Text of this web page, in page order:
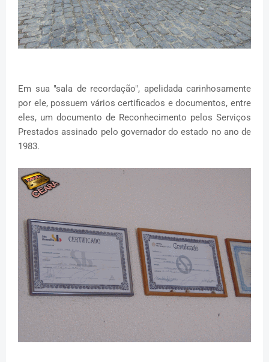
Em sua "sala de recordação", apelidada carinhosamente
por ele, possuem vários certificados e documentos, entre
eles, um documento de Reconhecimento pelos Serviços
Prestados assinado pelo governador do estado no ano de
1983.